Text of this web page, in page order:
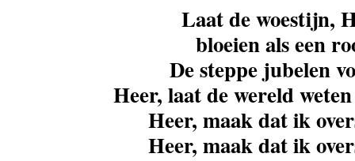
Laat de woestijn,
bloeien als een
De steppe jubelen
Heer, laat de wereld
Heer, maak dat ik
Heer, maak dat ik